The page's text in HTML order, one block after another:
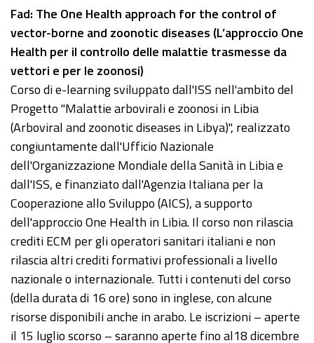
Fad: The One Health approach for the control of
vector-borne and zoonotic diseases (L’approccio One
Health per il controllo delle malattie trasmesse da
vettori e per le zoonosi)
Corso di e-learning sviluppato dall'ISS nell'ambito del
Progetto "Malattie arbovirali e zoonosi in Libia
(Arboviral and zoonotic diseases in Libya)", realizzato
congiuntamente dall'Ufficio Nazionale
dell'Organizzazione Mondiale della Sanità in Libia e
dall'ISS, e finanziato dall'Agenzia Italiana per la
Cooperazione allo Sviluppo (AICS), a supporto
dell'approccio One Health in Libia. Il corso non rilascia
crediti ECM per gli operatori sanitari italiani e non
rilascia altri crediti formativi professionali a livello
nazionale o internazionale. Tutti i contenuti del corso
(della durata di 16 ore) sono in inglese, con alcune
risorse disponibili anche in arabo. Le iscrizioni – aperte
il 15 luglio scorso – saranno aperte fino al18 dicembre